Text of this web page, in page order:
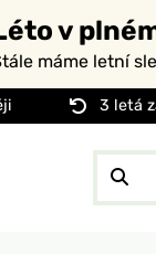
v
máme letní
3 letá